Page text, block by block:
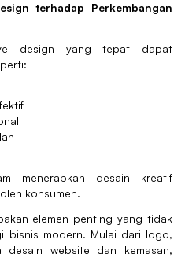
terhadap Perkembangan
design yang tepat dapat
menerapkan desain kreatif
konsumen.
elemen penting yang tidak
bisnis modern. Mulai dari logo,
website dan kemasan,